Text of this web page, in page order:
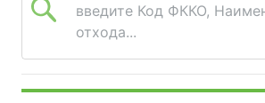
введите Код ФККО,
отхода...